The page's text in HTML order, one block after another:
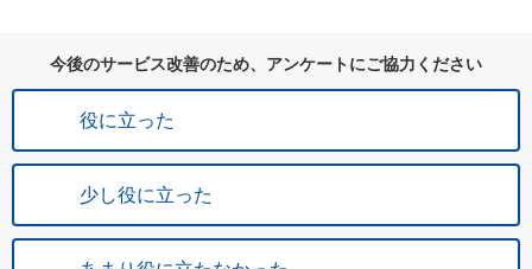
今後のサービス改善のため、アンケートにご協力ください
役に立った
少し役に立った